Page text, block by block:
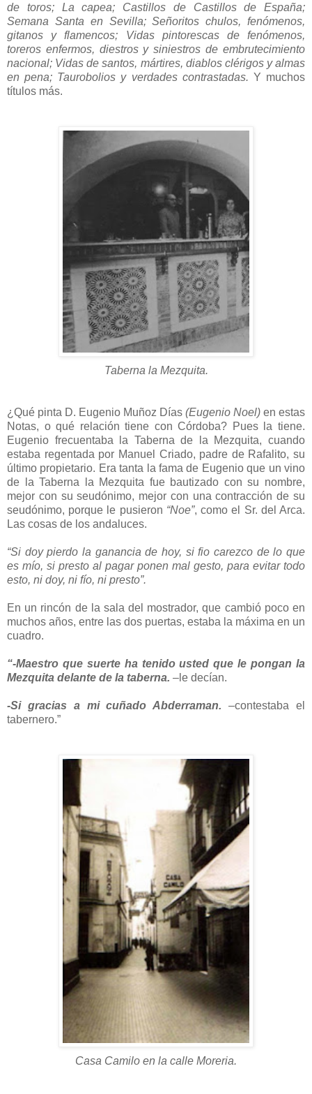
de toros; La capea; Castillos de Castillos de España;
Semana Santa en Sevilla; Señoritos chulos, fenómenos,
gitanos y flamencos; Vidas pintorescas de fenómenos,
toreros enfermos, diestros y siniestros de embrutecimiento
nacional; Vidas de santos, mártires, diablos clérigos y almas
en pena; Taurobolios y verdades contrastadas. Y muchos
títulos más.
Taberna la Mezquita.
¿Qué pinta D. Eugenio Muñoz Días (Eugenio Noel) en estas
Notas, o qué relación tiene con Córdoba? Pues la tiene.
Eugenio frecuentaba la Taberna de la Mezquita, cuando
estaba regentada por Manuel Criado, padre de Rafalito, su
último propietario. Era tanta la fama de Eugenio que un vino
de la Taberna la Mezquita fue bautizado con su nombre,
mejor con su seudónimo, mejor con una contracción de su
seudónimo, porque le pusieron “Noe”, como el Sr. del Arca.
Las cosas de los andaluces.
“Si doy pierdo la ganancia de hoy, si fio carezco de lo que
es mío, si presto al pagar ponen mal gesto, para evitar todo
esto, ni doy, ni fío, ni presto”.
En un rincón de la sala del mostrador, que cambió poco en
muchos años, entre las dos puertas, estaba la máxima en un
cuadro.
“-Maestro que suerte ha tenido usted que le pongan la
Mezquita delante de la taberna. –le decían.
-Si gracias a mi cuñado Abderraman. –contestaba el
tabernero.”
Casa Camilo en la calle Moreria.